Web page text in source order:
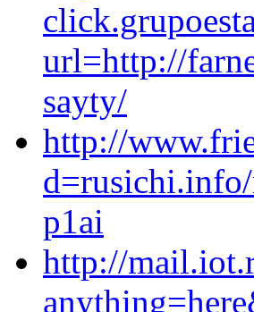
url=http://
sayty/
http://
p1ai
http://